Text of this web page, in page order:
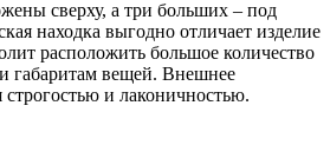
сверху, а три больших – под
находка выгодно отличает изделие
расположить большое количество
габаритам вещей. Внешнее
и лаконичностью.